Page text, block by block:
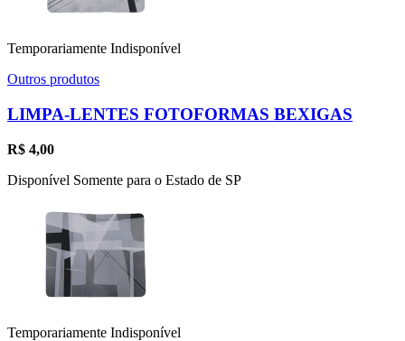
Temporariamente Indisponível
Outros produtos
LIMPA-LENTES FOTOFORMAS BEXIGAS
R$ 4,00
Disponível Somente para o Estado de SP
Temporariamente Indisponível